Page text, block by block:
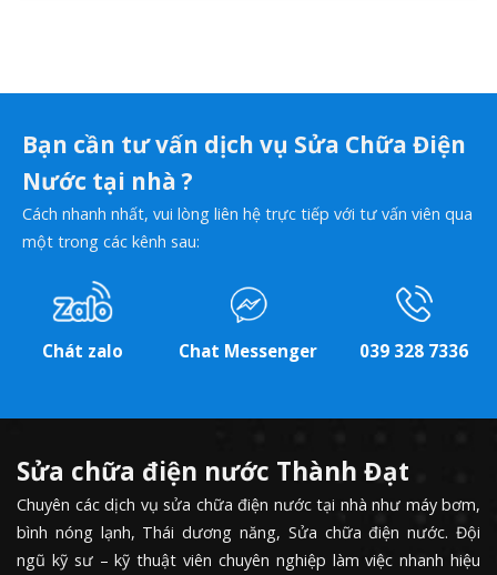
Bạn cần tư vấn dịch vụ Sửa Chữa Điện
Nước tại nhà ?
Cách nhanh nhất, vui lòng liên hệ trực tiếp với tư vấn viên qua
một trong các kênh sau:
Chát zalo Chat Messenger 039 328 7336
Sửa chữa điện nước Thành Đạt
Chuyên các dịch vụ sửa chữa điện nước tại nhà như máy bơm,
bình nóng lạnh, Thái dương năng, Sửa chữa điện nước. Đội
ngũ kỹ sư – kỹ thuật viên chuyên nghiệp làm việc nhanh hiệu